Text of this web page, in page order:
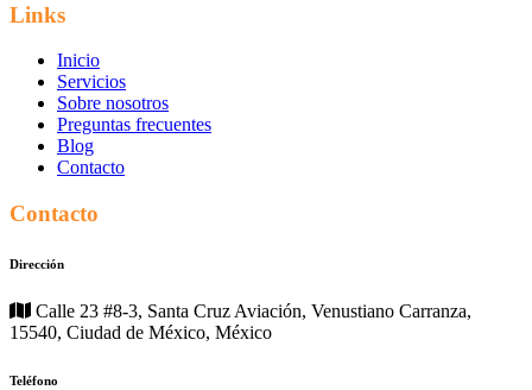
Links
Inicio
Servicios
Sobre nosotros
Preguntas frecuentes
Blog
Contacto
Contacto
Dirección
Calle 23 #8-3, Santa Cruz Aviación, Venustiano Carranza,
15540, Ciudad de México, México
Teléfono